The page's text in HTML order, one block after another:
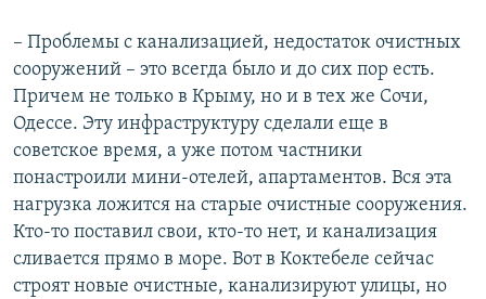
– Проблемы с канализацией, недостаток очистных
сооружений – это всегда было и до сих пор есть.
Причем не только в Крыму, но и в тех же Сочи,
Одессе. Эту инфраструктуру сделали еще в
советское время, а уже потом частники
понастроили мини-отелей, апартаментов. Вся эта
нагрузка ложится на старые очистные сооружения.
Кто-то поставил свои, кто-то нет, и канализация
сливается прямо в море. Вот в Коктебеле сейчас
строят новые очистные, канализируют улицы, но